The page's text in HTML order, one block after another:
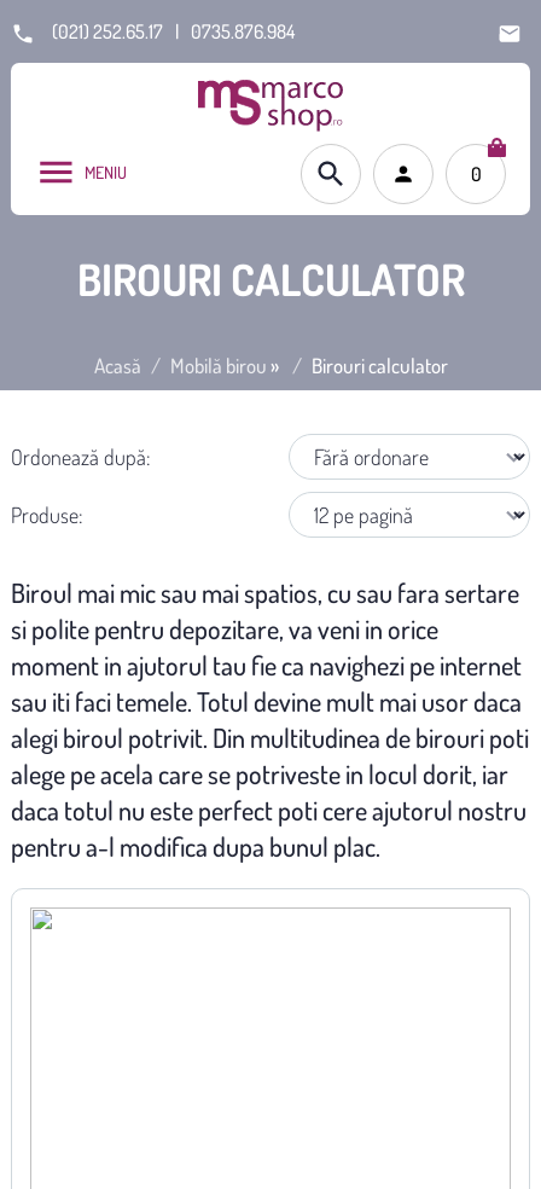
(021) 252.65.17 | 0735.876.984
MENIU 0
BIROURI CALCULATOR
Acasă Mobilă birou» Birouri calculator
Ordonează după:
Produse:
Biroul mai mic sau mai spatios, cu sau fara sertare
si polite pentru depozitare, va veni in orice
moment in ajutorul tau fie ca navighezi pe internet
sau iti faci temele. Totul devine mult mai usor daca
alegi biroul potrivit. Din multitudinea de birouri poti
alege pe acela care se potriveste in locul dorit, iar
daca totul nu este perfect poti cere ajutorul nostru
pentru a-l modifica dupa bunul plac.